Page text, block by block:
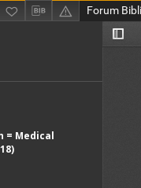
= Medical